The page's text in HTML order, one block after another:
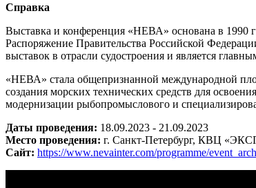
Справка
Выставка и конференция «НЕВА» основана в
Распоряжение Правительства Российской
выставок в отрасли судостроения и является
«НЕВА» стала общепризнанной международной
создания морских технических средств для
модернизации рыбопромыслового и
Даты проведения: 18.09.2023 - 21.09.2023
Место проведения: г. Санкт-Петербург, КВЦ
Сайт: https://www.nevainter.com/programme/